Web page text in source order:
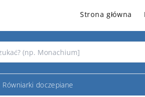
Strona główna
Równiarki doczepiane